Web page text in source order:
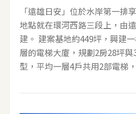
「遠雄日安」位於水岸第一排
地點就在環河西路三段上，由
建。 建案基地約449坪，興建
層的電梯大廈，規劃2房28坪
型，平均一層4戶共用2部電梯
接待大廳、中庭花園、空中花